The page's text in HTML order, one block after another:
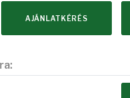
AJÁNLATKÉRÉS